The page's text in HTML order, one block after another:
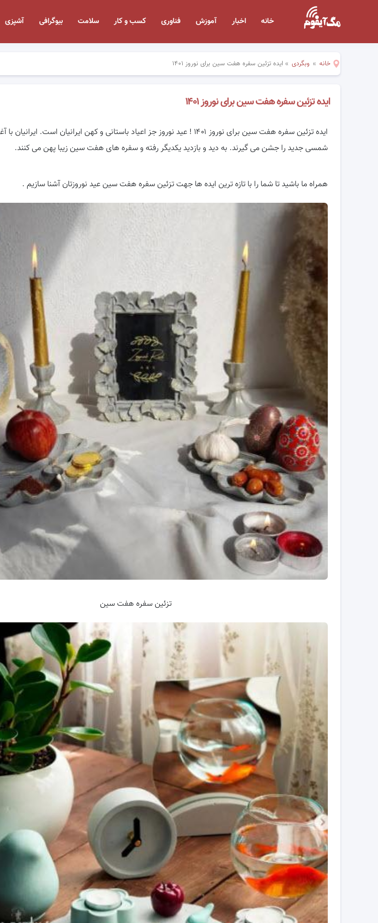
خانه اخبار آموزش فناوری کسب و کار سلامت بیوگرافی آشپزی
خانه » وبگردی » ایده تزئین سفره هفت سین برای نوروز ۱۴۰۱
ایده تزئین سفره هفت سین برای نوروز ۱۴۰۱
ایده تزئین سفره هفت سین برای نوروز ۱۴۰۱ ! عید نوروز جز اعیاد باستانی و کهن ایرانیان است.
شمسی جدید را جشن می گیرند. به دید و بازدید یکدیگر رفته و سفره های هفت سین زیبا پهن می کنند.
همراه ما باشید تا شما را با تازه ترین ایده ها جهت تزئین سفره هفت سین عید نوروزتان آشنا سازیم .
تزئین سفره هفت سین